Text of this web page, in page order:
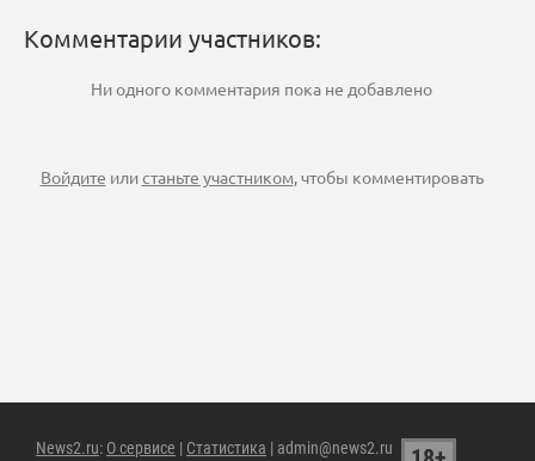
Комментарии участников:
Ни одного комментария пока не добавлено
Войдите илистаньте участником, чтобы комментировать
News2.ru: О сервисе | Статистика | admin@news2.ru